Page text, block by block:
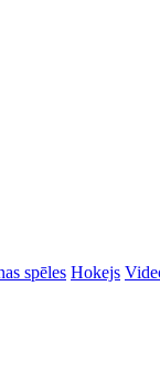
spēles Hokejs